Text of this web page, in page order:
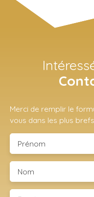
Merci de remplir le
vous dans les plus
Prénom
Nom